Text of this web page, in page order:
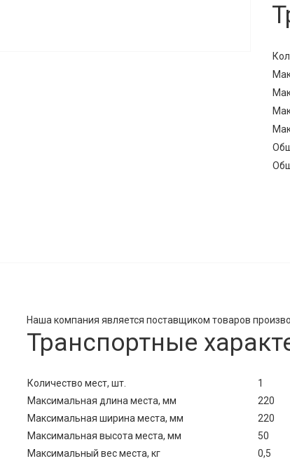
Наша компания является поставщиком товаров
Транспортные
Количество мест, шт.
1
Максимальная длина места, мм
220
Максимальная ширина места, мм
220
Максимальная высота места, мм
50
Максимальный вес места, кг
0,5